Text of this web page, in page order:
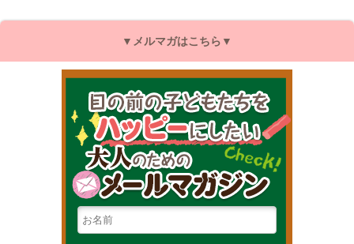
▼メルマガはこちら▼